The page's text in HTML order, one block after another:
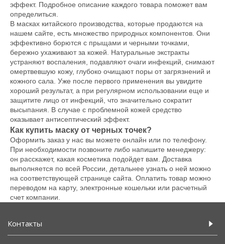
эффект. Подробное описание каждого товара поможет вам
определиться.
В масках китайского производства, которые продаются на
нашем сайте, есть множество природных компонентов. Они
эффективно борются с прыщами и черными точками,
бережно ухаживают за кожей. Натуральные экстракты
устраняют воспаления, подавляют очаги инфекций, снимают
омертвевшую кожу, глубоко очищают поры от загрязнений и
кожного сала. Уже после первого применения вы увидите
хороший результат, а при регулярном использовании еще и
защитите лицо от инфекций, что значительно сократит
высыпания. В случае с проблемной кожей средство
оказывает антисептический эффект.
Как купить маску от черных точек?
Оформить заказ у нас вы можете онлайн или по телефону.
При необходимости позвоните либо напишите менеджеру:
он расскажет, какая косметика подойдет вам. Доставка
выполняется по всей России, детальнее узнать о ней можно
на соответствующей странице сайта. Оплатить товар можно
переводом на карту, электронные кошельки или расчетный
счет компании.
Контакты